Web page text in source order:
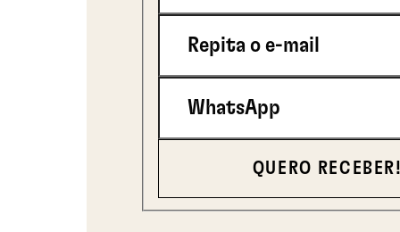
Repita o e-mail
WhatsApp
QUERO